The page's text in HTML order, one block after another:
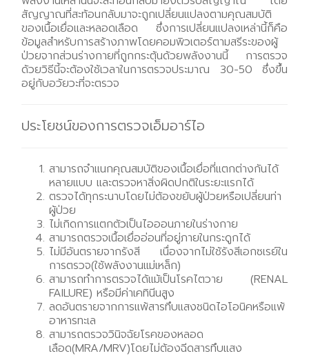
สัญญาณที่สะท้อนกลับมาจะถูกเปลี่ยนแปลงตามคุณสมบัติ
ของเนื้อเยื่อและหลอดเลือด ซึ่งการเปลี่ยนแปลงเหล่านี้ก็คือ
ข้อมูลสำหรับการสร้างภาพโดยคอมพิวเตอร์ตามสรีระของผู้
ป่วยจากส่วนร่างกายที่ถูกกระตุ้นด้วยพลังงานนี้ การตรวจ
ด้วยวิธีนี้จะต้องใช้เวลาในการตรวจประมาณ 30-50 ซึ่งขึ้น
อยู่กับอวัยวะที่จะตรวจ
ประโยชน์ของการตรวจเอ็มอาร์ไอ
สามารถจำแนกคุณสมบัติของเนื้อเยื่อที่แตกต่างกันได้
หลายแบบ และตรวจหาสิ่งผิดปกติในระยะแรกได้
ตรวจได้ทุกระนาบโดยไม่ต้องขยับผู้ป่วยหรือเปลี่ยนท่า
ผู้ป่วย
ไม่เกิดการแตกตัวเป็นไอออนภายในร่างกาย
สามารถตรวจเนื้อเยื่ออ่อนที่อยู่ภายในกระดูกได้
ไม่มีอันตรายจากรังสี เนื่องจากไม่ใช้รังสีเอกซเรย์ใน
การตรวจ(ใช้พลังงานแม่เหล็ก)
สามารถทำการตรวจได้แม้เป็นโรคไตวาย (RENAL
FAILURE) หรือมีค่าเคทินีนสูง
ลดอันตรายจากการแพ้สารทึบแสงชนิดไอโอนิคหรือแพ้
อาหารทะเล
สามารถตรวจวินิจฉัยโรคของหลอด
เลือด(MRA/MRV)โดยไม่ต้องฉีดสารทึบแสง